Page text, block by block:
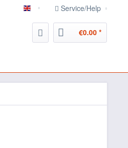
english Service/Help
€0.00 *